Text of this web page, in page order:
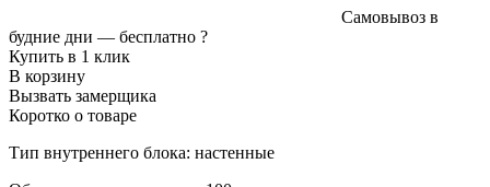
Самовывоз в
будние дни — бесплатно ?
Купить в 1 клик
В корзину
Вызвать замерщика
Коротко о товаре
Тип внутреннего блока: настенные